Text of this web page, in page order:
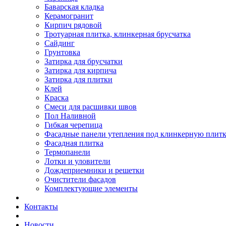
Баварская кладка
Керамогранит
Кирпич рядовой
Тротуарная плитка, клинкерная брусчатка
Сайдинг
Грунтовка
Затирка для брусчатки
Затирка для кирпича
Затирка для плитки
Клей
Краска
Смеси для расшивки швов
Пол Наливной
Гибкая черепица
Фасадные панели утепления под клинкерную
Фасадная плитка
Термопанели
Лотки и уловители
Дождеприемники и решетки
Очистители фасадов
Комплектующие элементы
Контакты